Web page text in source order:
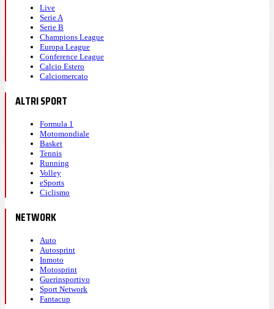
Live
Serie A
Serie B
Champions League
Europa League
Conference League
Calcio Estero
Calciomercato
ALTRI SPORT
Formula 1
Motomondiale
Basket
Tennis
Running
Volley
eSports
Ciclismo
NETWORK
Auto
Autosprint
Inmoto
Motosprint
Guerinsportivo
Sport Network
Fantacup